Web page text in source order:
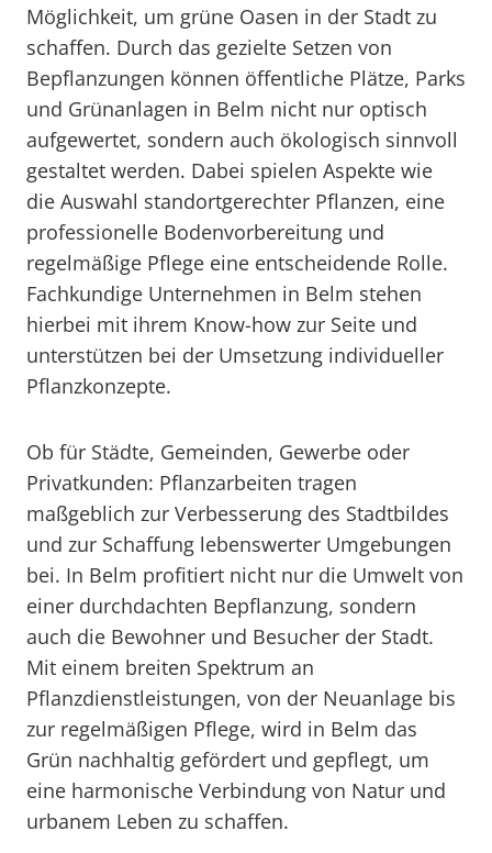
Möglichkeit, um grüne Oasen in der Stadt zu
schaffen. Durch das gezielte Setzen von
Bepflanzungen können öffentliche Plätze, Parks
und Grünanlagen in Belm nicht nur optisch
aufgewertet, sondern auch ökologisch sinnvoll
gestaltet werden. Dabei spielen Aspekte wie
die Auswahl standortgerechter Pflanzen, eine
professionelle Bodenvorbereitung und
regelmäßige Pflege eine entscheidende Rolle.
Fachkundige Unternehmen in Belm stehen
hierbei mit ihrem Know-how zur Seite und
unterstützen bei der Umsetzung individueller
Pflanzkonzepte.
Ob für Städte, Gemeinden, Gewerbe oder
Privatkunden: Pflanzarbeiten tragen
maßgeblich zur Verbesserung des Stadtbildes
und zur Schaffung lebenswerter Umgebungen
bei. In Belm profitiert nicht nur die Umwelt von
einer durchdachten Bepflanzung, sondern
auch die Bewohner und Besucher der Stadt.
Mit einem breiten Spektrum an
Pflanzdienstleistungen, von der Neuanlage bis
zur regelmäßigen Pflege, wird in Belm das
Grün nachhaltig gefördert und gepflegt, um
eine harmonische Verbindung von Natur und
urbanem Leben zu schaffen.